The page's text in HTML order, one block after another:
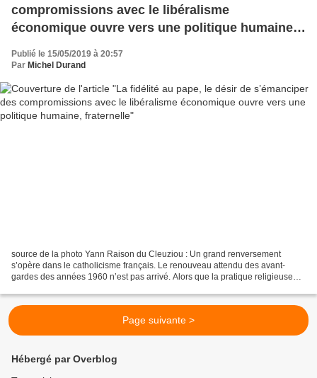
compromissions avec le libéralisme
économique ouvre vers une politique humaine,
Publié le 15/05/2019 à 20:57
Par Michel Durand
source de la photo Yann Raison du Cleuziou : Un grand renversement
s’opère dans le catholicisme français. Le renouveau attendu des avant-
gardes des années 1960 n’est pas arrivé. Alors que la pratique religieuse
Page suivante >
Hébergé par Overblog